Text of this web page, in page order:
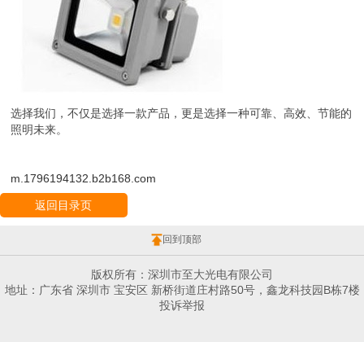
选择我们，不仅是选择一款产品，更是选择一种可靠、高效、节能的
照明未来。
m.1796194132.b2b168.com
返回目录页
回到顶部
版权所有：深圳市至大光电有限公司
地址：广东省 深圳市 宝安区 新桥街道庄村路50号，鑫龙科技园B栋7楼
投诉举报